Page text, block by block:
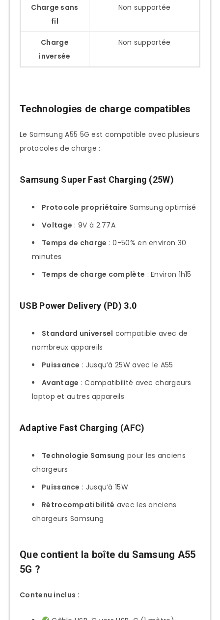
Charge sans
fil
Non supportée
Charge
inversée
Non supportée
Technologies de charge compatibles
Le Samsung A55 5G est compatible avec plusieurs
protocoles de charge :
Samsung Super Fast Charging (25W)
Protocole propriétaire Samsung optimisé
Voltage : 9V à 2.77A
Temps de charge : 0-50% en environ 30
minutes
Temps de charge complète : Environ 1h15
USB Power Delivery (PD) 3.0
Standard universel compatible avec de
nombreux appareils
Puissance : Jusqu’à 25W avec le A55
Avantage : Compatibilité avec chargeurs
laptop et autres appareils
Adaptive Fast Charging (AFC)
Technologie Samsung pour les anciens
chargeurs
Puissance : Jusqu’à 15W
Rétrocompatibilité avec les anciens
chargeurs Samsung
Que contient la boîte du Samsung A55
5G ?
Contenu inclus :